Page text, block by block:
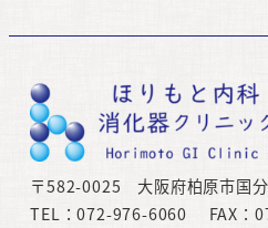
〒582-0025 大阪府柏原市国
TEL：072-976-6060 FAX：